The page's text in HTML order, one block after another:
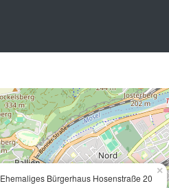
Ehemaliges Bürgerhaus Hosenstraße 20
×